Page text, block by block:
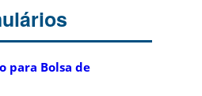
para Bolsa de